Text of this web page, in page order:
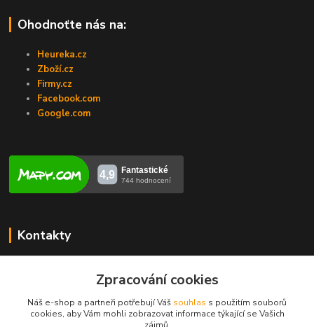
Ohodnoťte nás na:
Heureka.cz
Zboží.cz
Firmy.cz
Facebook.com
Google.com
Kontakty
+420731448913
info@opravakotlu.cz
Zpracování cookies
Náš e-shop a partneři potřebují Váš souhlas s použitím souborů
cookies, aby Vám mohli zobrazovat informace týkající se Vašich